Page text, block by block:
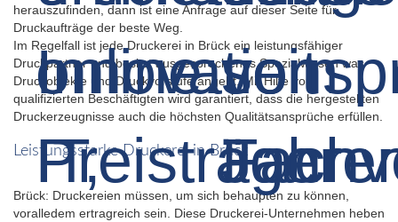
herauszufinden, dann ist eine Anfrage auf dieser Seite für
Druckaufträge der beste Weg.
Im Regelfall ist jede Druckerei in Brück ein leistungsfähiger
Druckpartner und besitzt ausgesprochenes Spezialwissen was
Druckobjekte und Druckvorstufe angeht. Mit Hilfe von
qualifizierten Beschäftigten wird garantiert, dass die hergestellten
Druckerzeugnisse auch die höchsten Qualitätsansprüche erfüllen.
Leistungsstarke Druckerei in Brück
Brück: Druckereien müssen, um sich behaupten zu können,
voralledem ertragreich sein. Diese Druckerei-Unternehmen heben